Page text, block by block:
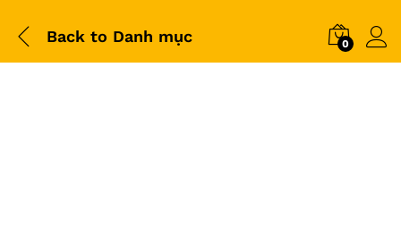
Back to Danh mục 0